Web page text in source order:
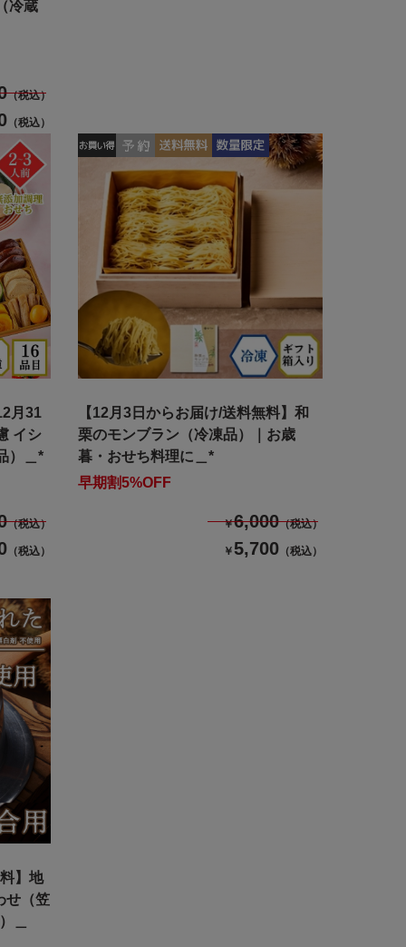
冷蔵
（税込）
（税込）
月31
イシ
）＿*
（税込）
（税込）
【12月3日からお届け/送料無料】和
栗のモンブラン（冷凍品）｜お歳
暮・おせち料理に＿*
早期割5%OFF
￥6,000（税込）
￥ 5,700 （税込）
】地
せ（笠
＿